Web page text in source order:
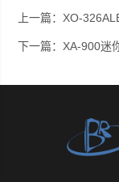
上一篇： XO-
下一篇： XA-900迷